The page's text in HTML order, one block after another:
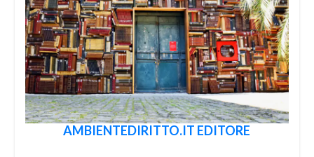
AMBIENTEDIRITTO.IT EDITORE